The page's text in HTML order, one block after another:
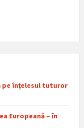
pe înțelesul tuturor
Europeană – în